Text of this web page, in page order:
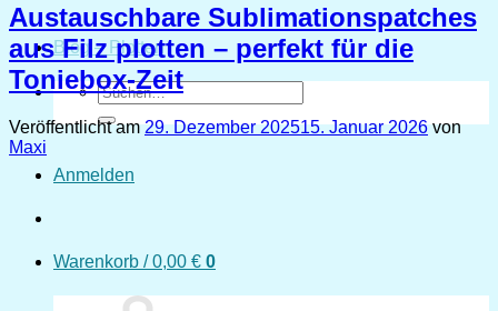
Blog – Plotten
Suchen
nach:
Anmelden
Warenkorb /0,00 € 0
Austauschbare Sublimationspatches
aus Filz plotten – perfekt für die
Toniebox-Zeit
Veröffentlicht am29. Dezember 202515. Januar 2026 von
Maxi